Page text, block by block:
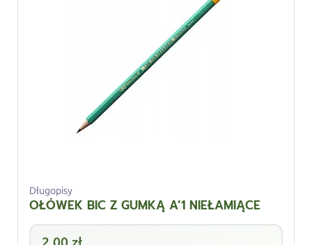
Długopisy
OŁÓWEK BIC Z GUMKĄ A’1 NIEŁAMIĄCE